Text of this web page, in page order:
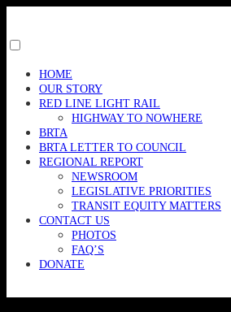
content
menu
visibility.
HOME
OUR STORY
RED LINE LIGHT RAIL
HIGHWAY TO NOWHERE
BRTA
BRTA LETTER TO COUNCIL
REGIONAL REPORT
NEWSROOM
LEGISLATIVE PRIORITIES
TRANSIT EQUITY MATTERS
CONTACT US
PHOTOS
FAQ’S
DONATE